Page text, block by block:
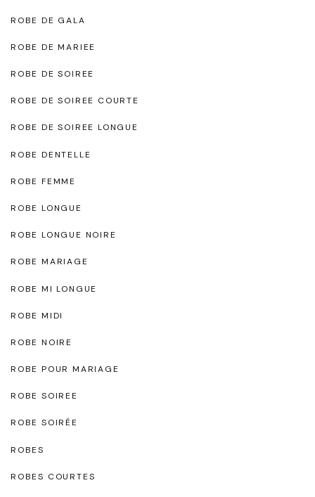
ROBE DE GALA
ROBE DE MARIEE
ROBE DE SOIREE
ROBE DE SOIREE COURTE
ROBE DE SOIREE LONGUE
ROBE DENTELLE
ROBE FEMME
ROBE LONGUE
ROBE LONGUE NOIRE
ROBE MARIAGE
ROBE MI LONGUE
ROBE MIDI
ROBE NOIRE
ROBE POUR MARIAGE
ROBE SOIREE
ROBE SOIRÉE
ROBES
ROBES COURTES